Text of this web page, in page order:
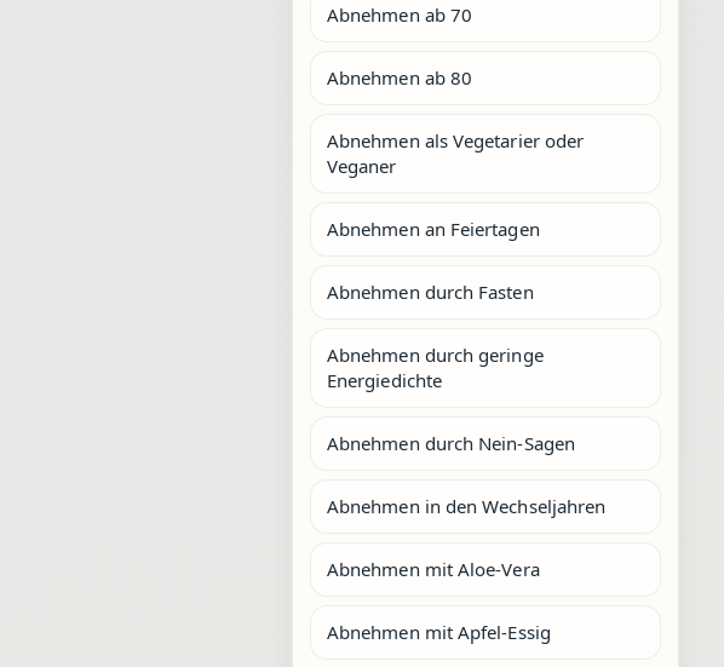
Abnehmen ab 70
Abnehmen ab 80
Abnehmen als Vegetarier oder
Veganer
Abnehmen an Feiertagen
Abnehmen durch Fasten
Abnehmen durch geringe
Energiedichte
Abnehmen durch Nein-Sagen
Abnehmen in den Wechseljahren
Abnehmen mit Aloe-Vera
Abnehmen mit Apfel-Essig